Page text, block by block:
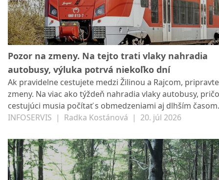
Pozor na zmeny. Na tejto trati vlaky nahradia
autobusy, výluka potrvá niekoľko dní
Ak pravidelne cestujete medzi Žilinou a Rajcom,
zmeny. Na viac ako týždeň nahradia vlaky autobusy,
cestujúci musia počítať s obmedzeniami aj dlhším časom
cestovania.
INFOSERVIS | Radka Kostánová | 20. júl 2026